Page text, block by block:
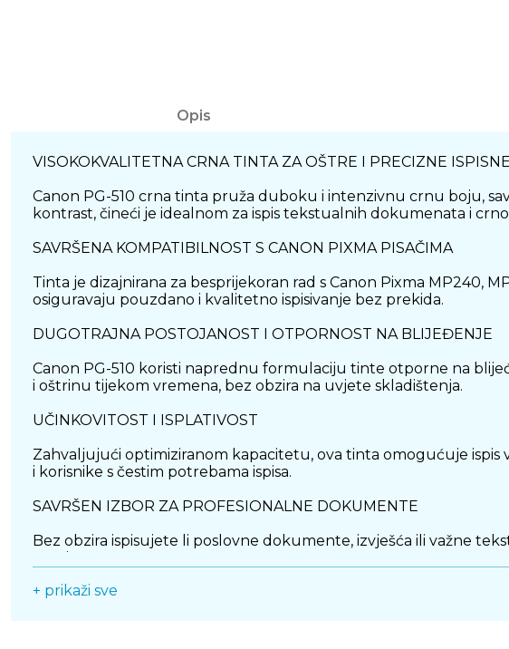
Opis
VISOKOKVALITETNA CRNA TINTA ZA OŠTRE I PRECIZNE
Canon PG-510 crna tinta pruža duboku i intenzivnu crnu boju,
kontrast, čineći je idealnom za ispis tekstualnih dokumenata i
SAVRŠENA KOMPATIBILNOST S CANON PIXMA PISAČIMA
Tinta je dizajnirana za besprijekoran rad s Canon Pixma MP240,
osiguravaju pouzdano i kvalitetno ispisivanje bez prekida.
DUGOTRAJNA POSTOJANOST I OTPORNOST NA BLIJEĐENJE
Canon PG-510 koristi naprednu formulaciju tinte otporne na
i oštrinu tijekom vremena, bez obzira na uvjete skladištenja.
UČINKOVITOST I ISPLATIVOST
Zahvaljujući optimiziranom kapacitetu, ova tinta omogućuje
i korisnike s čestim potrebama ispisa.
SAVRŠEN IZBOR ZA PROFESIONALNE DOKUMENTE
Bez obzira ispisujete li poslovne dokumente, izvješća ili važne
preciznošću.
+ prikaži sve